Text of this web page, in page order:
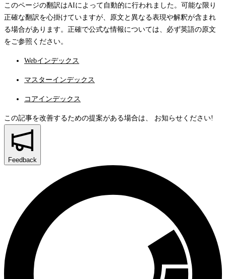
このページの翻訳はAIによって自動的に行われました。可能な限り
正確な翻訳を心掛けていますが、原文と異なる表現や解釈が含まれ
る場合があります。正確で公式な情報については、必ず英語の原文
をご参照ください。
Webインデックス
マスターインデックス
コアインデックス
この記事を改善するための提案がある場合は、 お知らせください!
Feedback